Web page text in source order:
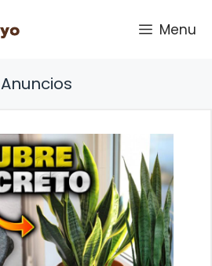
Menu
Anuncios